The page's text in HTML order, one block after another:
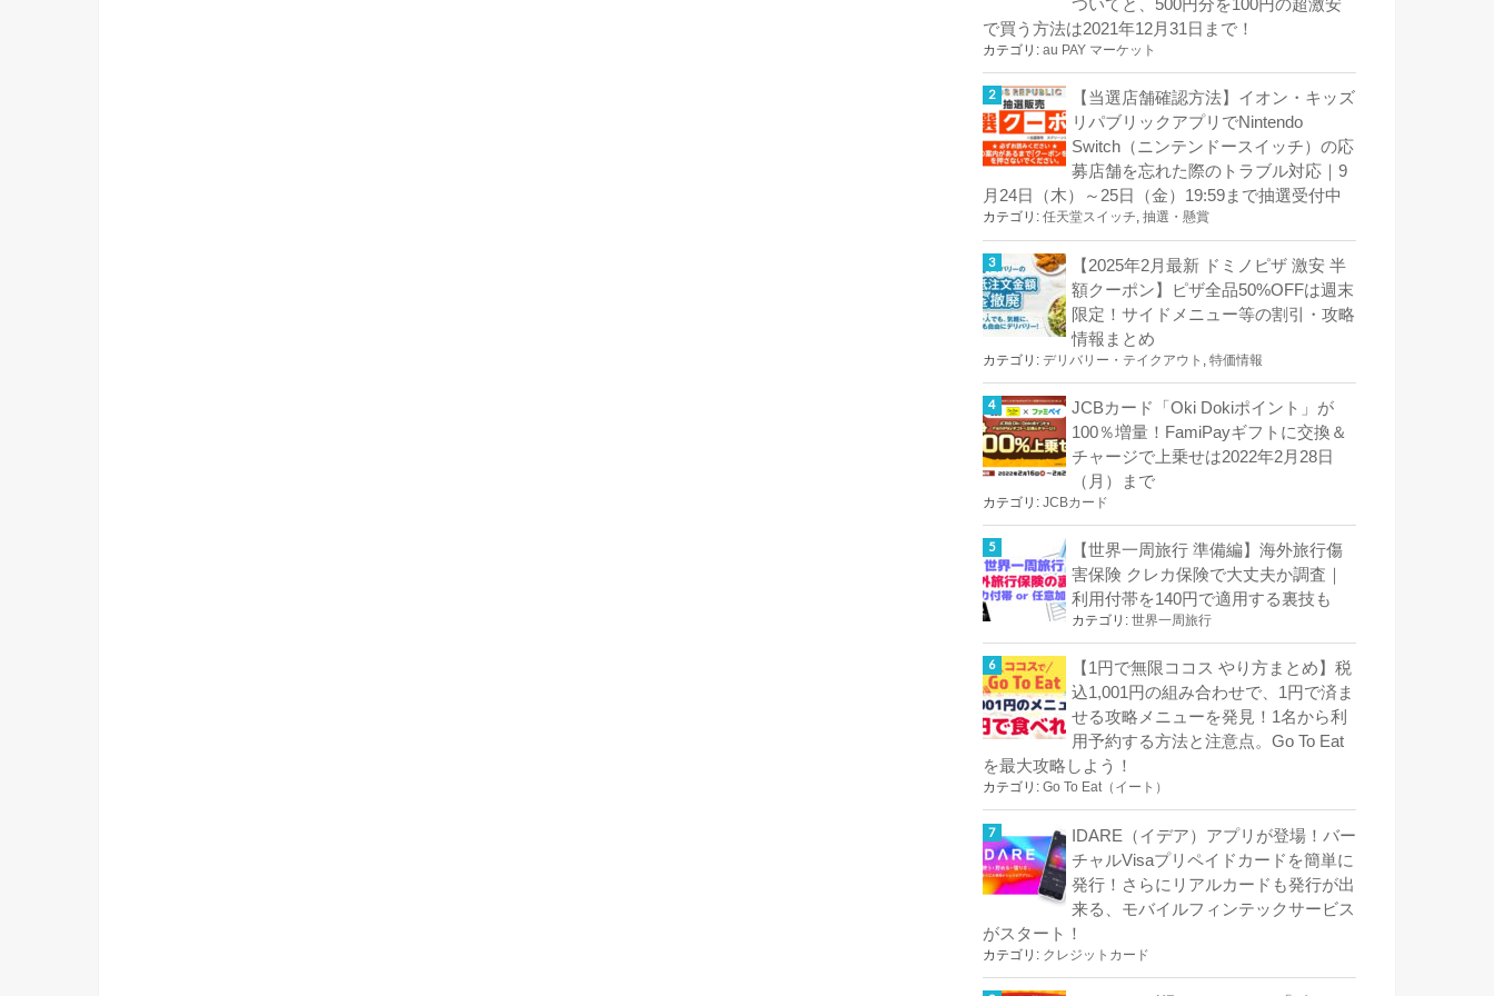
ついてと、500円分を100円の超激安
で買う方法は2021年12月31日まで！
カテゴリ: au PAY マーケット
【当選店舗確認方法】イオン・キッズ
リパブリックアプリでNintendo
Switch（ニンテンドースイッチ）の応
募店舗を忘れた際のトラブル対応｜9
月24日（木）～25日（金）19:59まで抽選受付中
カテゴリ: 任天堂スイッチ, 抽選・懸賞
【2025年2月最新 ドミノピザ 激安 半
額クーポン】ピザ全品50%OFFは週末
限定！サイドメニュー等の割引・攻略
情報まとめ
カテゴリ: デリバリー・テイクアウト 特価情報
JCBカード「Oki Dokiポイント」が
100％増量！FamiPayギフトに交換＆
チャージで上乗せは2022年2月28日
（月）まで
カテゴリ: JCBカード
【世界一周旅行 準備編】海外旅行傷
害保険 クレカ保険で大丈夫か調査｜
利用付帯を140円で適用する裏技も
カテゴリ: 世界一周旅行
【1円で無限ココス やり方まとめ】税
込1,001円の組み合わせで、1円で済ま
せる攻略メニューを発見！1名から利
用予約する方法と注意点。Go To Eat
を最大攻略しよう！
カテゴリ: Go To Eat（イート）
IDARE（イデア）アプリが登場！バー
チャルVisaプリペイドカードを簡単に
発行！さらにリアルカードも発行が出
来る、モバイルフィンテックサービス
がスタート！
カテゴリ: クレジットカード